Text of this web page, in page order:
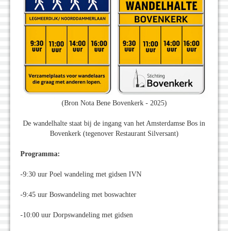
(Bron Nota Bene Bovenkerk - 2025)
De wandelhalte staat bij de ingang van het Amsterdamse Bos in
Bovenkerk (tegenover Restaurant Silversant)
Programma:
-9:30 uur Poel wandeling met gidsen IVN
-9:45 uur Boswandeling met boswachter
-10:00 uur Dorpswandeling met gidsen